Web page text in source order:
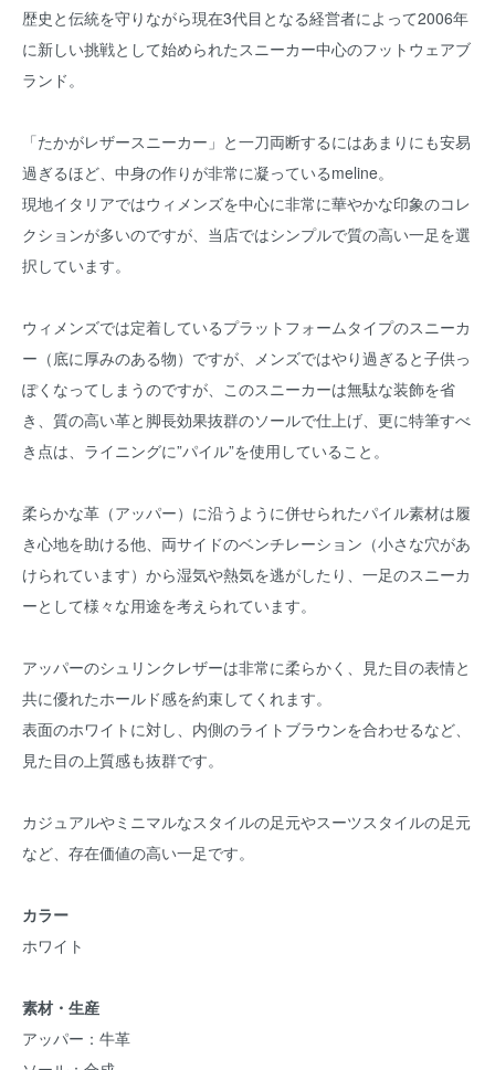
歴史と伝統を守りながら現在3代目となる経営者によって2006年
に新しい挑戦として始められたスニーカー中心のフットウェアブ
ランド。
「たかがレザースニーカー」と一刀両断するにはあまりにも安易
過ぎるほど、中身の作りが非常に凝っているmeline。
現地イタリアではウィメンズを中心に非常に華やかな印象のコレ
クションが多いのですが、当店ではシンプルで質の高い一足を選
択しています。
ウィメンズでは定着しているプラットフォームタイプのスニーカ
ー（底に厚みのある物）ですが、メンズではやり過ぎると子供っ
ぽくなってしまうのですが、このスニーカーは無駄な装飾を省
き、質の高い革と脚長効果抜群のソールで仕上げ、更に特筆すべ
き点は、ライニングに”パイル”を使用していること。
柔らかな革（アッパー）に沿うように併せられたパイル素材は履
き心地を助ける他、両サイドのベンチレーション（小さな穴があ
けられています）から湿気や熱気を逃がしたり、一足のスニーカ
ーとして様々な用途を考えられています。
アッパーのシュリンクレザーは非常に柔らかく、見た目の表情と
共に優れたホールド感を約束してくれます。
表面のホワイトに対し、内側のライトブラウンを合わせるなど、
見た目の上質感も抜群です。
カジュアルやミニマルなスタイルの足元やスーツスタイルの足元
など、存在価値の高い一足です。
カラー
ホワイト
素材・生産
アッパー：牛革